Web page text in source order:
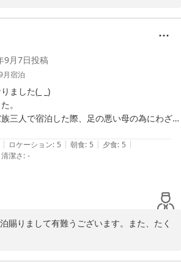
9月7日投稿
月宿泊
ました(_ _)
。
三人で宿泊した際、足の悪い母の為にわざわ
食に変更してくださいました。(こちらから
移動が大変でしょうと言ってくださり)
らず皆様方のお気持ちのこもった接待に感謝
部屋も大浴場も一部リニューアルしており快
内の高級割烹より美味しい味付けに大満足で
丁寧なお仕事をされ尚且つ優しくお声掛け頂
味しくいただけました。
し、活力源となりました。
| ロケーション: 5 | 朝食: 5 | 夕食: 5 |
清潔さ: -
賜りまして有難うございます。また、たく
寄せいただき、心より感謝申し上げます.